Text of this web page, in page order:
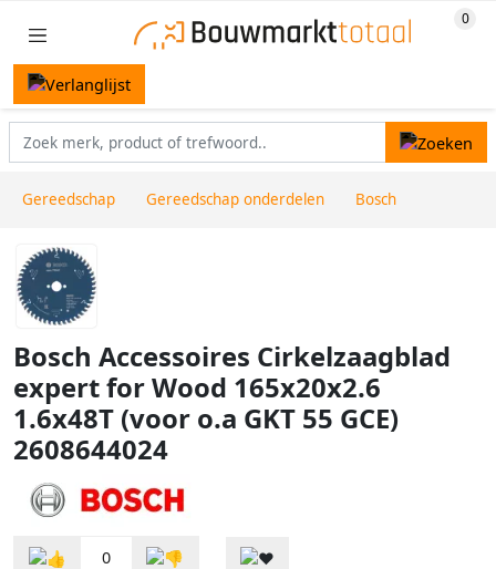
Gereedschap Gereedschap onderdelen Bosch
Bosch Accessoires Cirkelzaagblad
expert for Wood 165x20x2.6
1.6x48T (voor o.a GKT 55 GCE)
2608644024
0